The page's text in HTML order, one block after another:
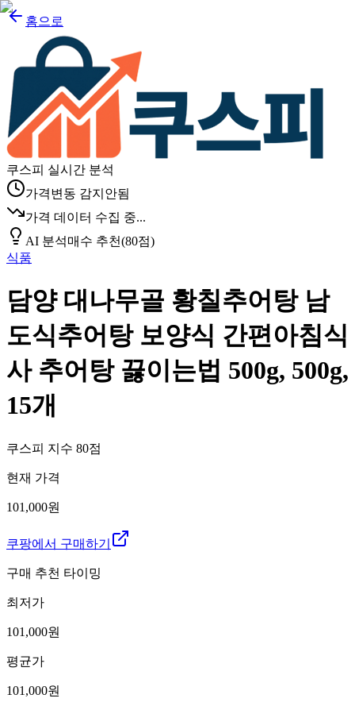
홈으로
쿠스피 실시간 분석
가격변동 감지안됨
가격 데이터 수집 중...
AI 분석매수 추천(80점)
식품
담양 대나무골 황칠추어탕 남
도식추어탕 보양식 간편아침식
사 추어탕 끓이는법 500g, 500g,
15개
쿠스피 지수 80점
현재 가격
101,000원
쿠팡에서 구매하기
구매 추천 타이밍
최저가
101,000원
평균가
101,000원